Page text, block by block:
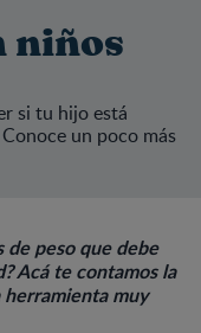
niños
si tu hijo está
un poco más
de peso que debe
Acá te contamos la
muy